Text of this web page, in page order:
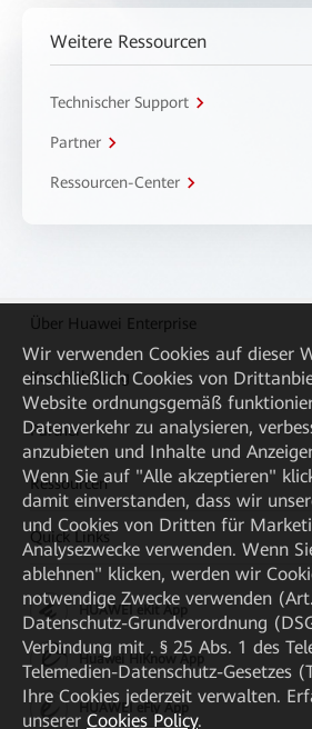
Weitere Ressourcen
Technischer Support
Partner
Ressourcen-Center
Über Huawei Enterprise
Kaufanleitung
Partner
Ressourcen
Quick Links
HUAWEI eKit App
Huawei HiKnow App
HUAWEI eFly App
Wir verwenden Cookies auf dieser
einschließlich Cookies von
Website ordnungsgemäß
Datenverkehr zu analysieren,
anzubieten und Inhalte und
Wenn Sie auf "Alle akzeptieren"
damit einverstanden, dass wir
und Cookies von Dritten für
Analysezwecke verwenden. Wenn
ablehnen" klicken, werden wir
notwendige Zwecke verwenden
Datenschutz-Grundverordnung
Verbindung mit . § 25 Abs. 1 des
Telemedien-Datenschutz-Gesetzes
Ihre Cookies jederzeit verwalten.
unserer Cookies Policy.